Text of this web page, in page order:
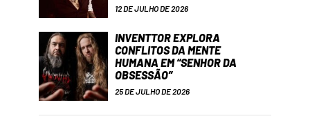
12 DE JULHO DE 2026
INVENTTOR EXPLORA
CONFLITOS DA MENTE
HUMANA EM “SENHOR DA
OBSESSÃO”
25 DE JULHO DE 2026